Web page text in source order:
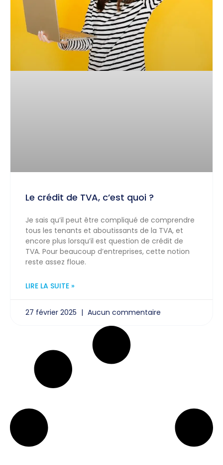
Le crédit de TVA, c’est quoi ?
Je sais qu’il peut être compliqué de comprendre
tous les tenants et aboutissants de la TVA, et
encore plus lorsqu’il est question de crédit de
TVA. Pour beaucoup d’entreprises, cette notion
reste assez floue.
LIRE LA SUITE »
27 février 2025 Aucun commentaire